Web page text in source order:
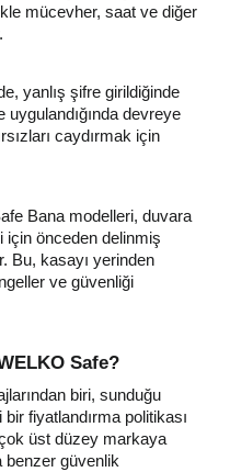
mücevher, saat ve diğer
yanlış şifre girildiğinde
devreye
caydırmak için
Bana modelleri, duvara
için önceden delinmiş
Bu, kasayı yerinden
ve güvenliği
Safe?
biri, sunduğu
fiyatlandırma politikası
üst düzey markaya
benzer güvenlik